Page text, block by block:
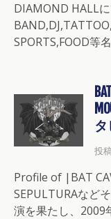
DIAMOND HALL
SPORTS,FOOD等
投
Profile of |BAT
SEPULTURAなど
演を果たし、2009